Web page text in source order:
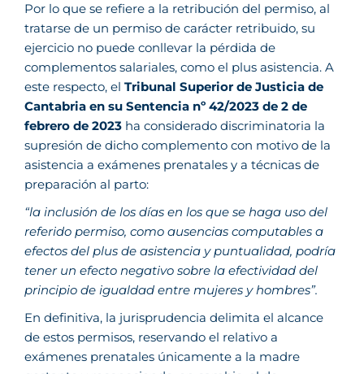
Por lo que se refiere a la retribución del permiso, al
tratarse de un permiso de carácter retribuido, su
ejercicio no puede conllevar la pérdida de
complementos salariales, como el plus asistencia. A
este respecto, el Tribunal Superior de Justicia de
Cantabria en su Sentencia nº 42/2023 de 2 de
febrero de 2023 ha considerado discriminatoria la
supresión de dicho complemento con motivo de la
asistencia a exámenes prenatales y a técnicas de
preparación al parto:
“la inclusión de los días en los que se haga uso del
referido permiso, como ausencias computables a
efectos del plus de asistencia y puntualidad, podría
tener un efecto negativo sobre la efectividad del
principio de igualdad entre mujeres y hombres”.
En definitiva, la jurisprudencia delimita el alcance
de estos permisos, reservando el relativo a
exámenes prenatales únicamente a la madre